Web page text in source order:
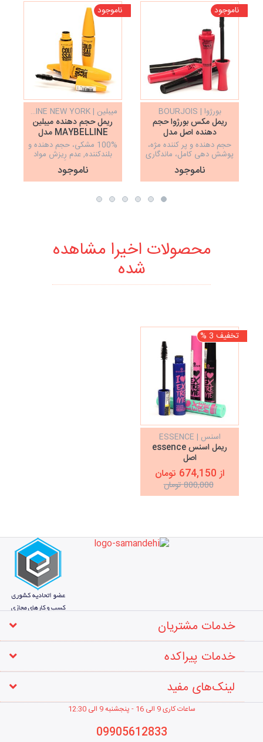
ناموجود
بورژوا | BOURJOIS
ریمل مکس بورژوا حجم
دهنده اصل مدل
VOLUME GLAMOUR
MAX
حجم دهنده و پر کننده مژه،
پوشش دهی کامل، ماندگاری
بالا، اصل
ناموجود
ناموجود
میبلین | MAYBELLINE NEW YORK
ریمل حجم دهنده میبلین
MAYBELLINE مدل
COLOSSAL
100% مشکی، حجم دهنده و
بلندکننده, عدم ریزش مواد
ریمل, با ماندگاری بالا
ناموجود
محصولات اخیرا مشاهده
شده
تخفیف 3 %
اسنس | ESSENCE
ریمل اسنس essence
اصل
از 674,150 تومان
800,000 تومان
خدمات مشتریان
خدمات پیراکده
لینک‌های مفید
ساعات کاری 9 الی 16 - پنجشنبه 9 الی 12 :30
09905612833